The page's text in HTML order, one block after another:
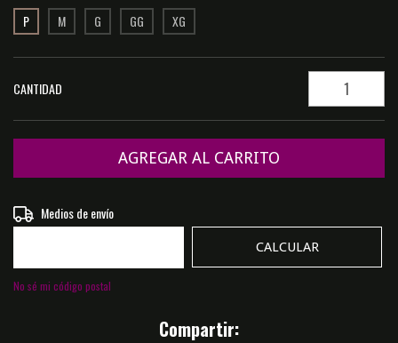
P
M G GG XG
CANTIDAD
Entregas para el CP:
Medios de envío
CALCULAR
No sé mi código postal
Compartir: